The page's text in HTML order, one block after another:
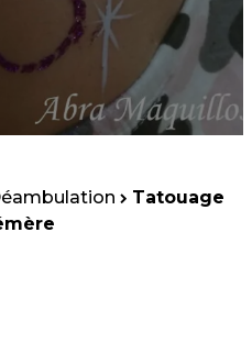
Tatouage